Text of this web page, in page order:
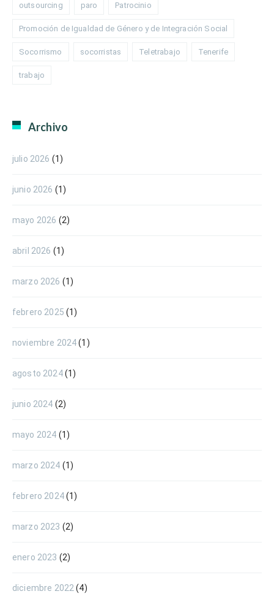
outsourcing paro Patrocinio
Promoción de Igualdad de Género y de Integración Social
Socorrismo socorristas Teletrabajo Tenerife
trabajo
Archivo
julio 2026 (1)
junio 2026 (1)
mayo 2026 (2)
abril 2026 (1)
marzo 2026 (1)
febrero 2025 (1)
noviembre 2024(1)
agosto 2024(1)
junio 2024 (2)
mayo 2024 (1)
marzo 2024 (1)
febrero 2024(1)
marzo 2023 (2)
enero 2023 (2)
diciembre 2022 (4)